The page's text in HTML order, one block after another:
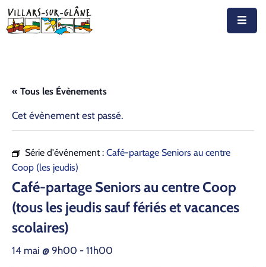
Autorités
Prestations
Documents
Découvrir
« Tous les Évènements
Cet évènement est passé.
Série d'événement : Café-partage Seniors au centre
Coop (les jeudis)
Café-partage Seniors au centre Coop
(tous les jeudis sauf fériés et vacances
scolaires)
14 mai @ 9h00 - 11h00